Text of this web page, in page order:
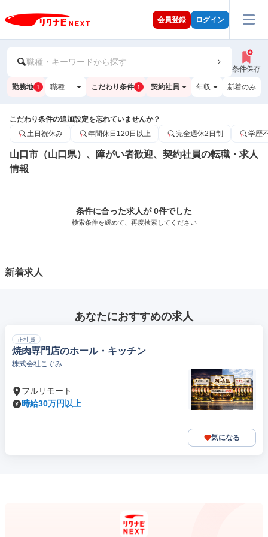
会員登録 ログイン
職種・キーワードから探す
条件保存
勤務地 1 職種 こだわり条件 1 契約社員 年収 新着のみ
こだわり条件の追加設定を忘れていませんか？
土日祝休み
年間休日120日以上 完全週休2日制 学歴
山口市（山口県）、障がい者歓迎、契約社員の転職・求人
情報
条件に合った求人が 0件でした
検索条件を緩めて、再度検索してください
新着求人
あなたにおすすめの求人
正社員
焼肉専門店のホール・キッチン
株式会社こぐみ
フルリモート
時給30万円以上
気になる